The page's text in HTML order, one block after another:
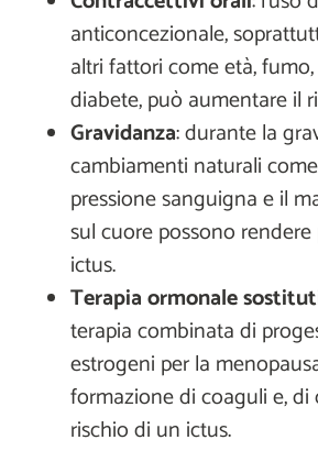
anticoncezionale,
altri fattori come età,
diabete, può aumentare il
Gravidanza: durante la
cambiamenti naturali
pressione sanguigna e il
sul cuore possono
ictus.
Terapia ormonale
terapia combinata di
estrogeni per la
formazione di coaguli e, di
rischio di un ictus.